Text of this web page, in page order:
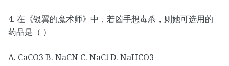
4. 在《银翼的魔术师》中，若凶手想毒杀，则她可选用的
药品是（ ）
A. CaCO3 B. NaCN C. NaCl D. NaHCO3